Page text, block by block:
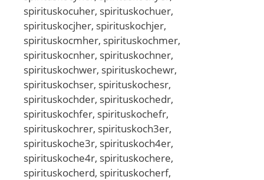
spirituskocuher, spirituskochuer,
spirituskocjher, spirituskochjer,
spirituskocmher, spirituskochmer,
spirituskocnher, spirituskochner,
spirituskochwer, spirituskochewr,
spirituskochser, spirituskochesr,
spirituskochder, spirituskochedr,
spirituskochfer, spirituskochefr,
spirituskochrer, spirituskoch3er,
spirituskoche3r, spirituskoch4er,
spirituskoche4r, spirituskochere,
spirituskocherd, spirituskocherf,